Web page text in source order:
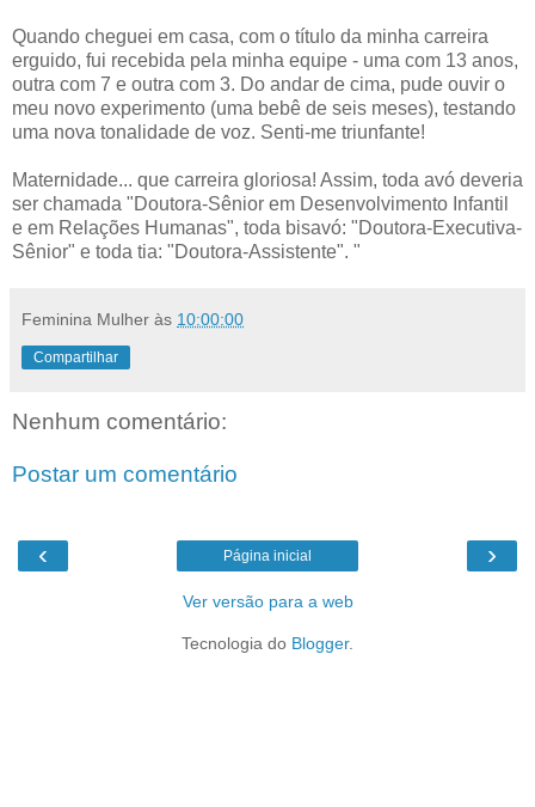
Quando cheguei em casa, com o título da minha carreira
erguido, fui recebida pela minha equipe - uma com 13 anos,
outra com 7 e outra com 3. Do andar de cima, pude ouvir o
meu novo experimento (uma bebê de seis meses), testando
uma nova tonalidade de voz. Senti-me triunfante!
Maternidade... que carreira gloriosa! Assim, toda avó deveria
ser chamada "Doutora-Sênior em Desenvolvimento Infantil
e em Relações Humanas", toda bisavó: "Doutora-Executiva-
Sênior" e toda tia: "Doutora-Assistente". "
Feminina Mulher às 10:00:00
Compartilhar
Nenhum comentário:
Postar um comentário
‹ ›
Página inicial
Ver versão para a web
Tecnologia do Blogger.